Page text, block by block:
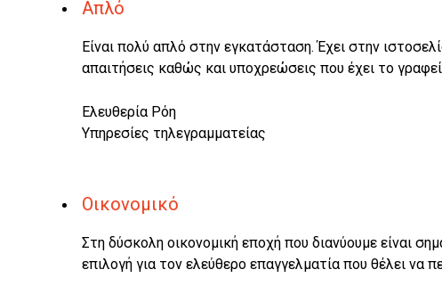
Απλό
Είναι πολύ απλό στην εγκατάσταση. Έχει στην
απαιτήσεις καθώς και υποχρεώσεις που έχει το
Ελευθερία Ρόη
Υπηρεσίες τηλεγραμματείας
Οικονομικό
Στη δύσκολη οικονομική εποχή που διανύουμε είναι
επιλογή για τον ελεύθερο επαγγελματία που θέλει